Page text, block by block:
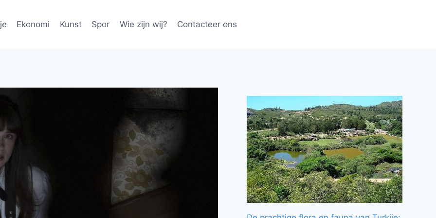
Ekonomi Kunst Spor Wie zijn wij? Contacteer ons